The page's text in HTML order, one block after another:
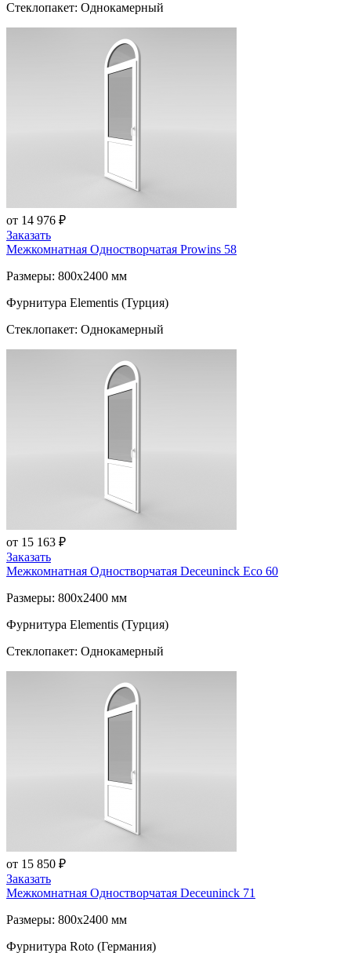
Стеклопакет: Однокамерный
от 14 976 ₽
Заказать
Межкомнатная Одностворчатая Prowins 58
Размеры: 800x2400 мм
Фурнитура Elementis (Турция)
Стеклопакет: Однокамерный
от 15 163 ₽
Заказать
Межкомнатная Одностворчатая Deceuninck Eco 60
Размеры: 800x2400 мм
Фурнитура Elementis (Турция)
Стеклопакет: Однокамерный
от 15 850 ₽
Заказать
Межкомнатная Одностворчатая Deceuninck 71
Размеры: 800x2400 мм
Фурнитура Roto (Германия)